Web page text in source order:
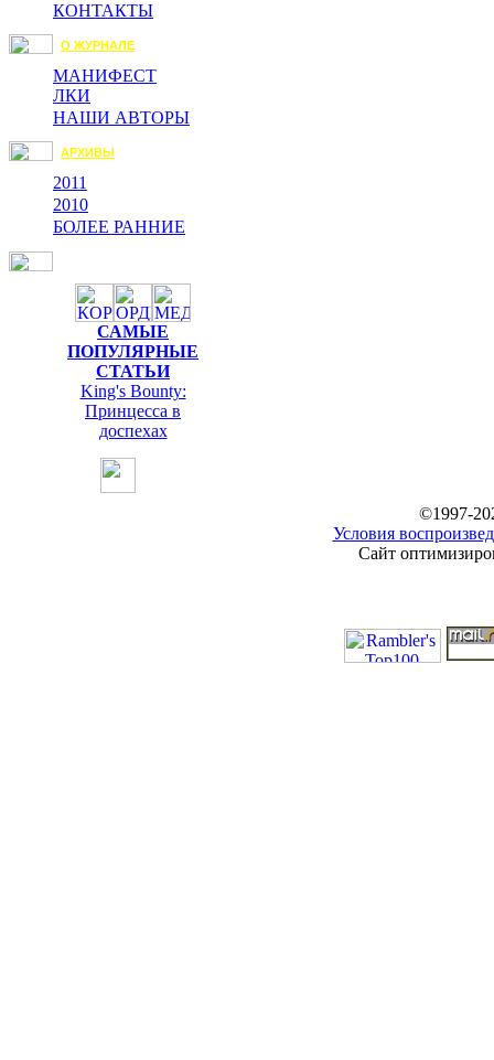
КОНТАКТЫ
О ЖУРНАЛЕ
МАНИФЕСТ
ЛКИ
НАШИ АВТОРЫ
АРХИВЫ
2011
2010
БОЛЕЕ РАННИЕ
САМЫЕ
ПОПУЛЯРНЫЕ
СТАТЬИ
King's Bounty:
Принцесса в
доспехах
©1997-
Условия
Сайт